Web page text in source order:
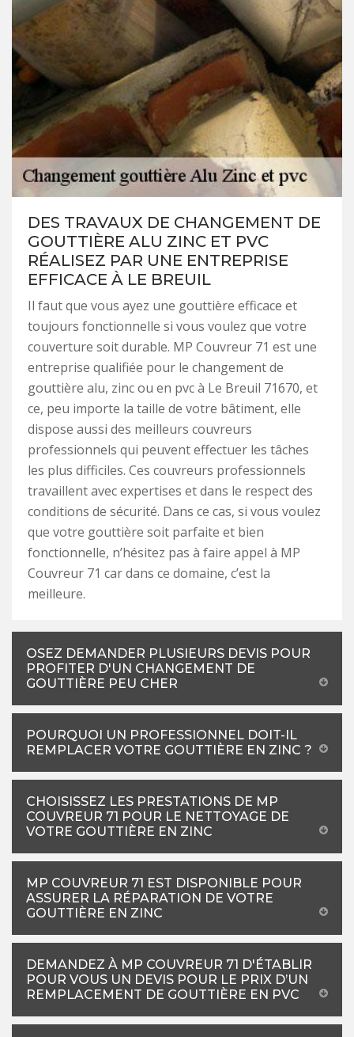
DES TRAVAUX DE CHANGEMENT DE
GOUTTIÈRE ALU ZINC ET PVC
RÉALISEZ PAR UNE ENTREPRISE
EFFICACE À LE BREUIL
Il faut que vous ayez une gouttière efficace et
toujours fonctionnelle si vous voulez que votre
couverture soit durable. MP Couvreur 71 est une
entreprise qualifiée pour le changement de
gouttière alu, zinc ou en pvc à Le Breuil 71670, et
ce, peu importe la taille de votre bâtiment, elle
dispose aussi des meilleurs couvreurs
professionnels qui peuvent effectuer les tâches
les plus difficiles. Ces couvreurs professionnels
travaillent avec expertises et dans le respect des
conditions de sécurité. Dans ce cas, si vous voulez
que votre gouttière soit parfaite et bien
fonctionnelle, n’hésitez pas à faire appel à MP
Couvreur 71 car dans ce domaine, c’est la
meilleure.
OSEZ DEMANDER PLUSIEURS DEVIS POUR
PROFITER D'UN CHANGEMENT DE
GOUTTIÈRE PEU CHER
POURQUOI UN PROFESSIONNEL DOIT-IL
REMPLACER VOTRE GOUTTIÈRE EN ZINC ?
CHOISISSEZ LES PRESTATIONS DE MP
COUVREUR 71 POUR LE NETTOYAGE DE
VOTRE GOUTTIÈRE EN ZINC
MP COUVREUR 71 EST DISPONIBLE POUR
ASSURER LA RÉPARATION DE VOTRE
GOUTTIÈRE EN ZINC
DEMANDEZ À MP COUVREUR 71 D'ÉTABLIR
POUR VOUS UN DEVIS POUR LE PRIX D’UN
REMPLACEMENT DE GOUTTIÈRE EN PVC